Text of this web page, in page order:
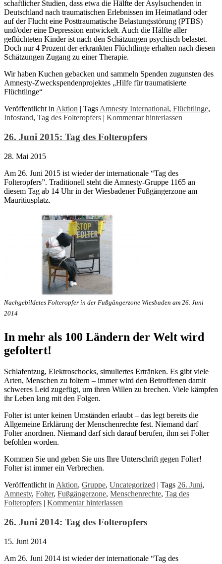
schaftlicher Studien, dass etwa die Hälfte der Asylsuchenden in
Deutschland nach traumatischen Erlebnissen im Heimatland oder
auf der Flucht eine Posttraumatische Belastungsstörung (PTBS)
und/oder eine Depression entwickelt. Auch die Hälfte aller
geflüchteten Kinder ist nach den Schätzungen psychisch belastet.
Doch nur 4 Prozent der erkrankten Flüchtlinge erhalten nach diesen
Schätzungen Zugang zu einer Therapie.
Wir haben Kuchen gebacken und sammeln Spenden zugunsten des
Amnesty-Zweckspendenprojektes „Hilfe für traumatisierte
Flüchtlinge“
Veröffentlicht inAktion | TagsAmnesty International, Flüchtlinge,
Infostand, Tag des Folteropfers | Kommentar hinterlassen
26. Juni 2015: Tag des Folteropfers
28. Mai 2015
Am 26. Juni 2015 ist wieder der internationale “Tag des
Folteropfers”. Traditionell steht die Amnesty-Gruppe 1165 an
diesem Tag ab 14 Uhr in der Wiesbadener Fußgängerzone am
Mauritiusplatz.
Nachgebildetes Folteropfer in der Fußgängerzone Wiesbaden am 26. Juni
2014
In mehr als 100 Ländern der Welt wird
gefoltert!
Schlafentzug, Elektroschocks, simuliertes Ertränken. Es gibt viele
Arten, Menschen zu foltern – immer wird den Betroffenen damit
schweres Leid zugefügt, um ihren Willen zu brechen. Viele kämpfen
ihr Leben lang mit den Folgen.
Folter ist unter keinen Umständen erlaubt – das legt bereits die
Allgemeine Erklärung der Menschenrechte fest. Niemand darf
Folter anordnen. Niemand darf sich darauf berufen, ihm sei Folter
befohlen worden.
Kommen Sie und geben Sie uns Ihre Unterschrift gegen Folter!
Folter ist immer ein Verbrechen.
Veröffentlicht in Aktion, Gruppe, Uncategorized | Tags 26. Juni,
Amnesty, Folter, Fußgängerzone, Menschenrechte, Tag des
Folteropfers | Kommentar hinterlassen
26. Juni 2014: Tag des Folteropfers
15. Juni 2014
Am 26. Juni 2014 ist wieder der internationale “Tag des